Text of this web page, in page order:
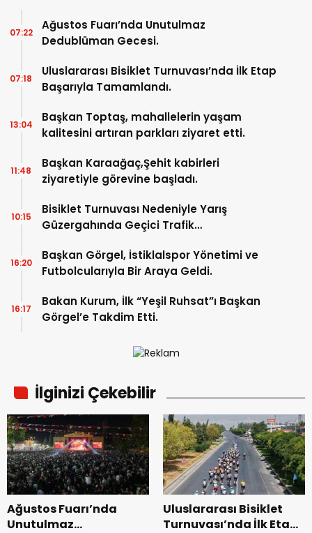
Ağustos Fuarı’nda Unutulmaz
Dedublüman Gecesi.
07:22
Uluslararası Bisiklet Turnuvası’nda İlk Etap
Başarıyla Tamamlandı.
07:18
Başkan Toptaş, mahallelerin yaşam
kalitesini artıran parkları ziyaret etti.
13:04
Başkan Karaağaç,Şehit kabirleri
ziyaretiyle görevine başladı.
11:48
Bisiklet Turnuvası Nedeniyle Yarış
Güzergahında Geçici Trafik
10:15
Başkan Görgel, İstiklalspor Yönetimi ve
Futbolcularıyla Bir Araya Geldi.
16:20
Bakan Kurum, İlk “Yeşil Ruhsat”ı Başkan
Görgel’e Takdim Etti.
16:17
İlginizi Çekebilir
Ağustos Fuarı’nda
Unutulmaz
Uluslararası Bisiklet
Turnuvası’nda İlk Etap